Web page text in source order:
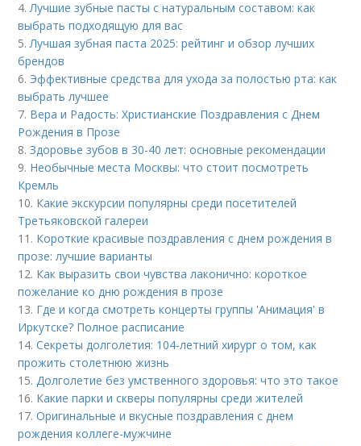
4. Лучшие зубные пасты с натуральным составом: как
выбрать подходящую для вас
5. Лучшая зубная паста 2025: рейтинг и обзор лучших
брендов
6. Эффективные средства для ухода за полостью рта: как
выбрать лучшее
7. Вера и Радость: Христианские Поздравления с Днем
Рождения в Прозе
8.Здоровье зубов в 30-40 лет: основные рекомендации
9. Необычные места Москвы: что стоит посмотреть
Кремль
10. Какие экскурсии популярны среди посетителей
Третьяковской галереи
11. Короткие красивые поздравления с днем рождения в
прозе: лучшие варианты
12. Как выразить свои чувства лаконично: короткое
пожелание ко дню рождения в прозе
13. Где и когда смотреть концерты группы 'Анимация' в
Иркутске? Полное расписание
14.Секреты долголетия: 104-летний хирург о том, как
прожить столетнюю жизнь
15. Долголетие без умственного здоровья: что это такое
16. Какие парки и скверы популярны среди жителей
17.Оригинальные и вкусные поздравления с днем
рождения коллеге-мужчине